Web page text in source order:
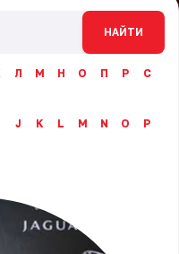
НАЙТИ
Л М Н О П Р
С
J K L M N O
P